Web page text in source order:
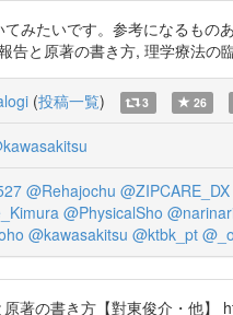
みたいです。参考になるも
告と原著の書き方, 理学療法
(投稿一覧) 3 26
@Rehajochu @ZIPCARE_DX
@PhysicalSho
@kawasakitsu @ktbk_pt
著の書き方【對東俊介・他】